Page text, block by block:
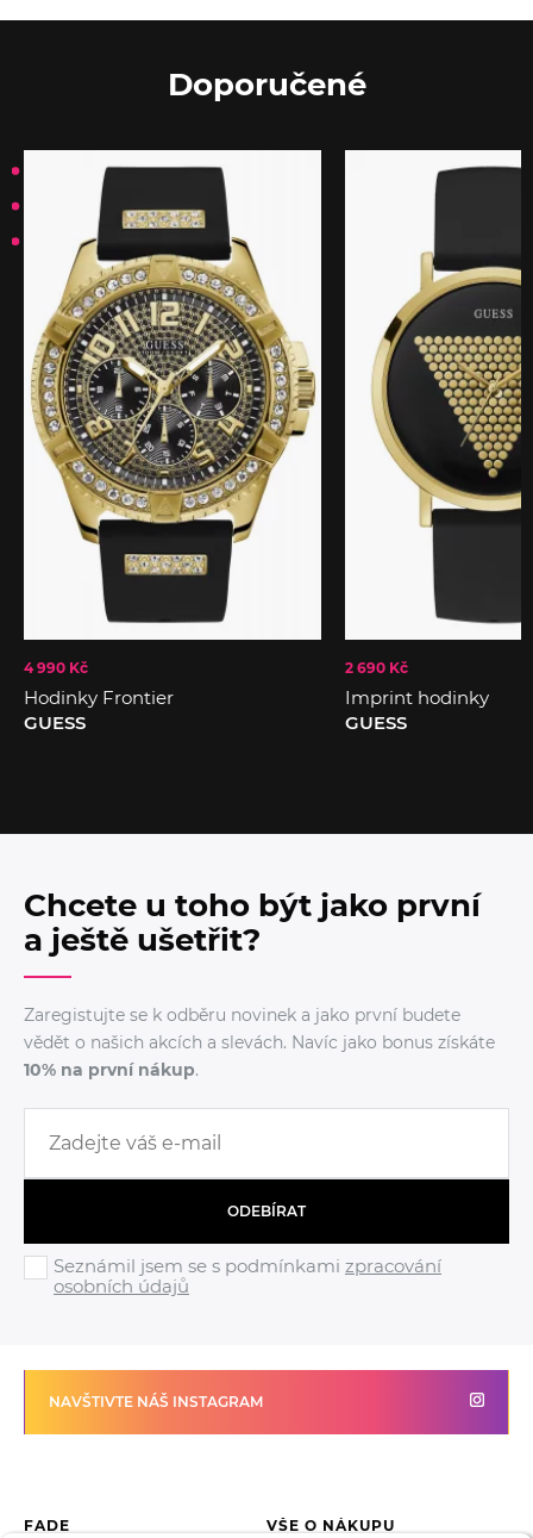
Doporučené
4 990 Kč
Hodinky Frontier
GUESS
2 690 Kč
Imprint hodinky
GUESS
Chcete u toho být jako první
a ještě ušetřit?
Zaregistujte se k odběru novinek a jako první budete
vědět o našich akcích a slevách. Navíc jako bonus získáte
10% na první nákup.
ODEBÍRAT
Seznámil jsem se s podmínkami zpracování
osobních údajů
NAVŠTIVTE NÁŠ INSTAGRAM
FADE VŠE O NÁKUPU